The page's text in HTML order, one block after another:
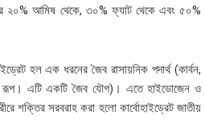
২০% আমিষ থেকে, ৩০% ফ্যাট থেকে এবং ৫০%
হল এক ধরনের জৈব রাসায়নিক পদার্থ (কার্বন,
রূপ। এটি একটি জৈব যৌগ)। এতে হাইডোজেন ও
শক্তির সরবরাহ করা হলো কার্বোহাইড্রেট জাতীয়